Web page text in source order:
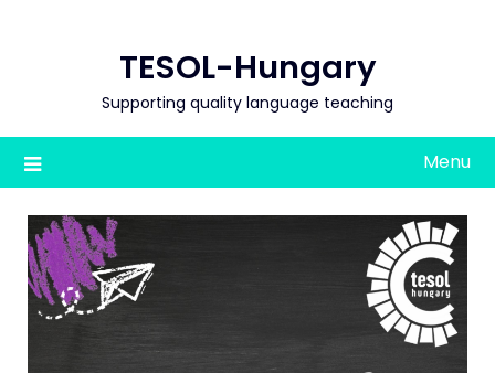
TESOL-Hungary
Supporting quality language teaching
Menu